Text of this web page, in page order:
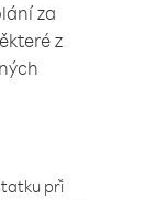
za
z
při